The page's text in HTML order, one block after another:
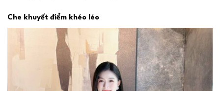
Che khuyết điểm khéo léo